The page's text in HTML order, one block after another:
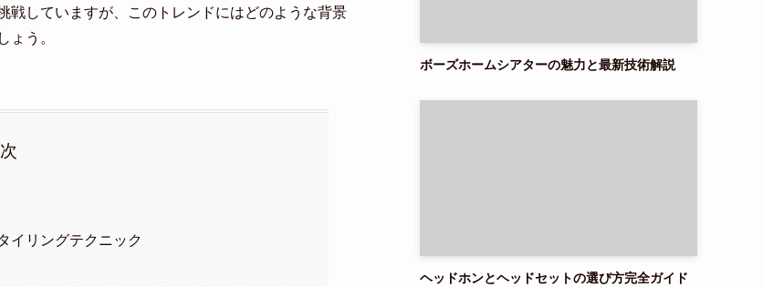
戦していますが、このトレンドにはどのような背景
ょう。
イリングテクニック
ボーズホームシアターの魅力と最新技術解説
ヘッドホンとヘッドセットの選び方完全ガイド